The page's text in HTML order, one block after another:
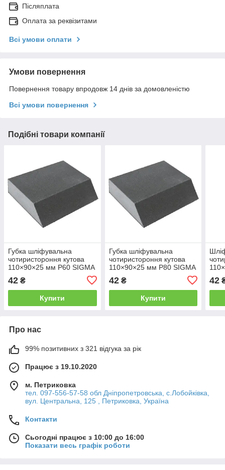
Післяплата
Оплата за реквізитами
Всі умови оплати
Умови повернення
Повернення товару впродовж 14 днів за домовленістю
Всі умови повернення
Подібні товари компанії
Губка шліфувальна
чотиристороння кутова
110×90×25 мм P60 SIGMA
42 ₴
Купити
Губка шліфувальна
чотиристороння кутова
110×90×25 мм P80 SIGMA
42₴
Купити
42
Про нас
99% позитивних з 321 відгука за рік
Працює з 19.10.2020
м. Петриковка
тел. 097-556-57-58 обл Дніпропетровська, с.Лобойківка,
вул. Центральна, 125 , Петриковка, Україна
Контакти
Сьогодні працює з 10:00 до 16:00
Показати весь графік роботи